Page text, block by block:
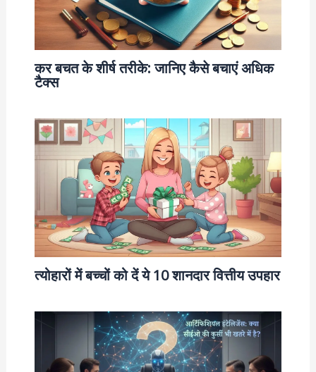
कर बचत के शीर्ष तरीके: जानिए कैसे बचाएं अधिक
टैक्स
त्योहारों में बच्चों को दें ये 10 शानदार वित्तीय उपहार